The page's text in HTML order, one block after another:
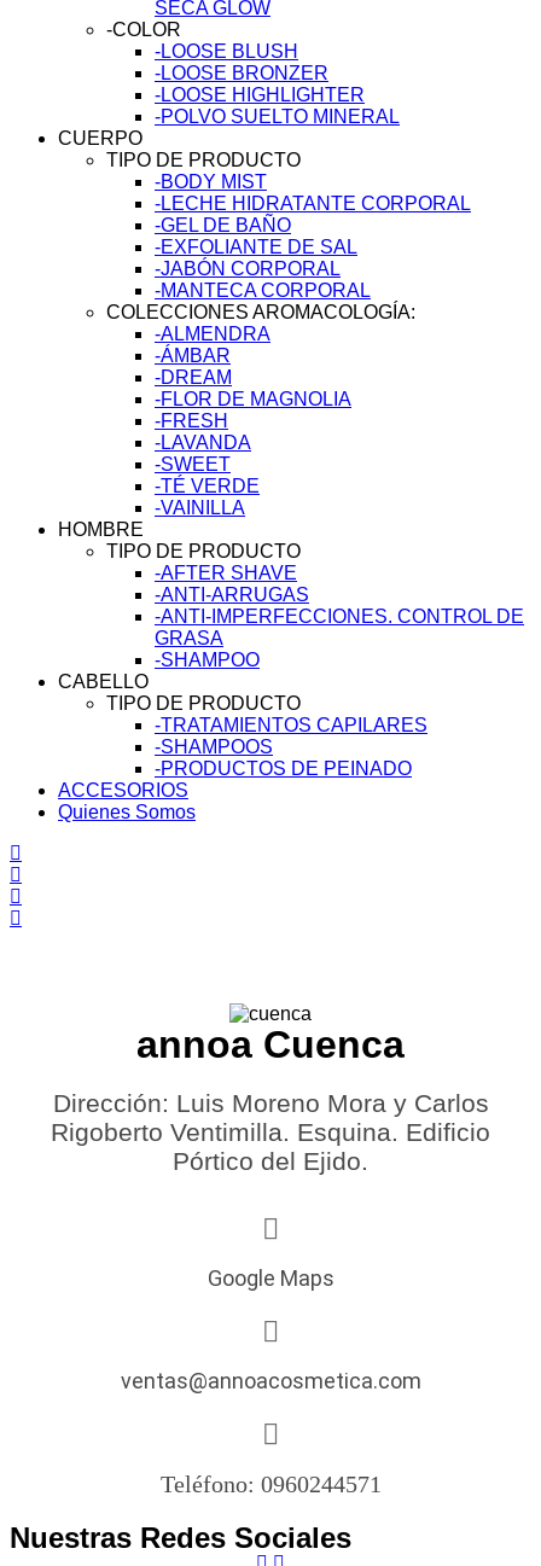
SECA GLOW
-COLOR
-LOOSE BLUSH
-LOOSE BRONZER
-LOOSE HIGHLIGHTER
-POLVO SUELTO MINERAL
CUERPO
TIPO DE PRODUCTO
-BODY MIST
-LECHE HIDRATANTE CORPORAL
-GEL DE BAÑO
-EXFOLIANTE DE SAL
-JABÓN CORPORAL
-MANTECA CORPORAL
COLECCIONES AROMACOLOGÍA:
-ALMENDRA
-ÁMBAR
-DREAM
-FLOR DE MAGNOLIA
-FRESH
-LAVANDA
-SWEET
-TÉ VERDE
-VAINILLA
HOMBRE
TIPO DE PRODUCTO
-AFTER SHAVE
-ANTI-ARRUGAS
-ANTI-IMPERFECCIONES. CONTROL DE
GRASA
-SHAMPOO
CABELLO
TIPO DE PRODUCTO
-TRATAMIENTOS CAPILARES
-SHAMPOOS
-PRODUCTOS DE PEINADO
ACCESORIOS
Quienes Somos
annoa Cuenca
Dirección: Luis Moreno Mora y Carlos
Rigoberto Ventimilla. Esquina. Edificio
Pórtico del Ejido.
Google Maps
ventas@annoacosmetica.com
Teléfono: 0960244571
Nuestras Redes Sociales